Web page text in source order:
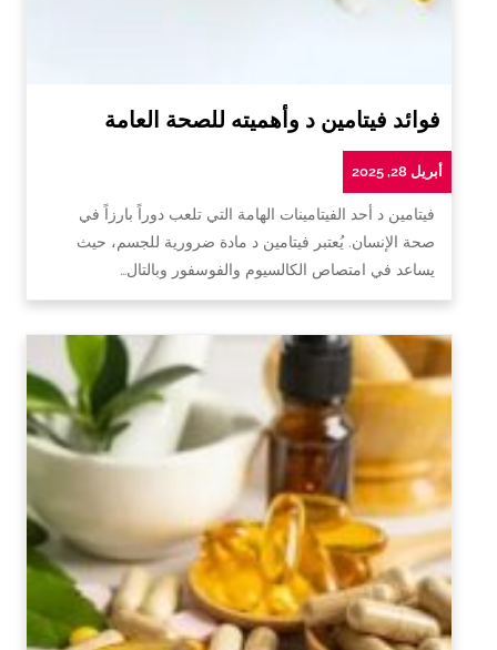
فوائد فيتامين د وأهميته للصحة العامة
أبريل 28, 2025
فيتامين د أحد الفيتامينات الهامة التي تلعب دوراً بارزاً في
صحة الإنسان. يُعتبر فيتامين د مادة ضرورية للجسم، حيث
يساعد في امتصاص الكالسيوم والفوسفور وبالتال…